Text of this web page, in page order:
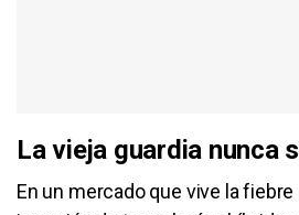
La vieja guardia nunca
En un mercado que vive la